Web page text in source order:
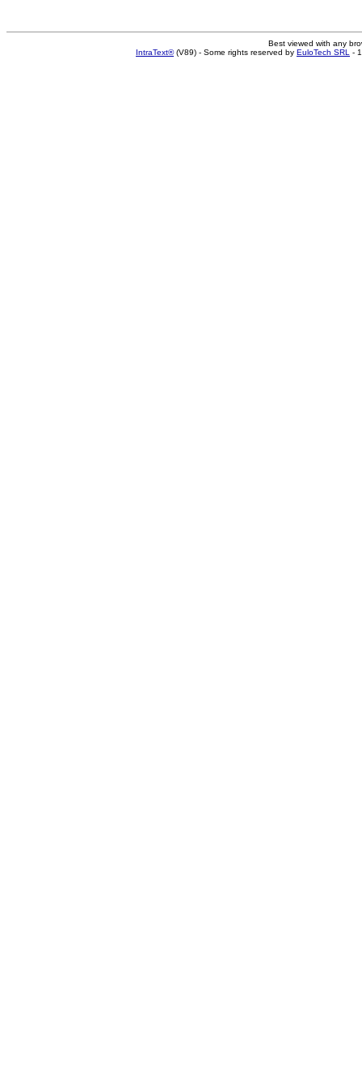
Best viewed with any
IntraText®(V89) - Some rights reserved by EuloTech SRL -